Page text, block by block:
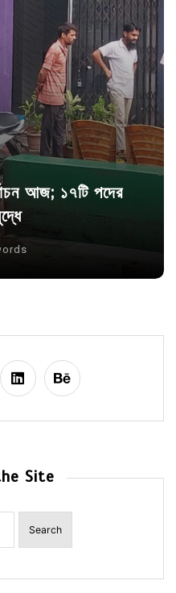
আজ; ১৭টি পদের
Site